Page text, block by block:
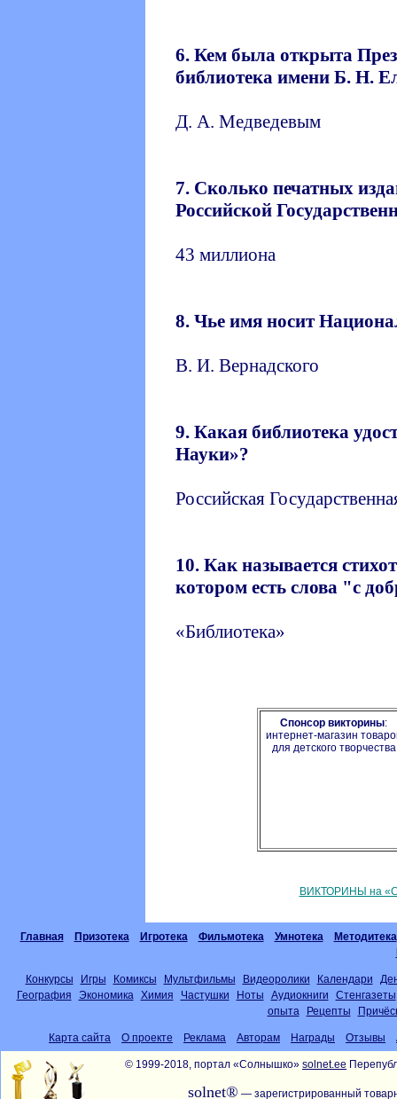
6. Кем была открыта
библиотека имени Б. Н.
Д. А. Медведевым
7. Сколько печатных
Российской
43 миллиона
8. Чье имя носит
В. И. Вернадского
9. Какая библиотека
Науки»?
Российская
10. Как называется
котором есть слова "с
«Библиотека»
Спонсор викторины:
интернет-магазин
для детского творчества
ВИКТОРИНЫ на
Главная Призотека Игротека Фильмотека Умнотека
Методитека
Конкурсы Игры Комиксы Мультфильмы Видеоролики Календари
География
Экономика Химия Частушки Ноты Аудиокниги
Стенгазеты
опыта
Рецепты
Карта сайта О проекте Реклама Авторам Награды Отзывы
© 1999-2018, портал «Солнышко» solnet.ee
solnet® — зарегистрированный